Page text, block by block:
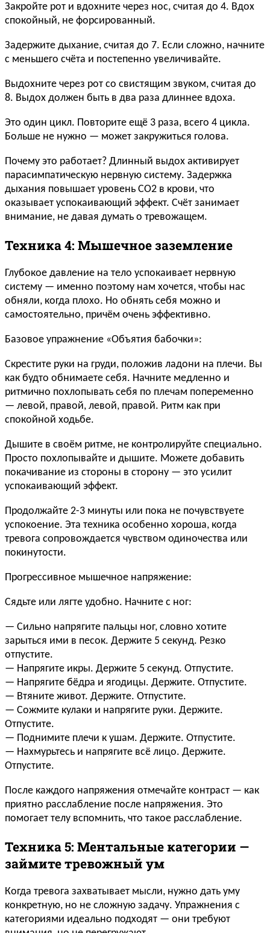
Закройте рот и вдохните через нос, считая до 4. Вдох
спокойный, не форсированный.
Задержите дыхание, считая до 7. Если сложно, начните
с меньшего счёта и постепенно увеличивайте.
Выдохните через рот со свистящим звуком, считая до
8. Выдох должен быть в два раза длиннее вдоха.
Это один цикл. Повторите ещё 3 раза, всего 4 цикла.
Больше не нужно — может закружиться голова.
Почему это работает? Длинный выдох активирует
парасимпатическую нервную систему. Задержка
дыхания повышает уровень CO2 в крови, что
оказывает успокаивающий эффект. Счёт занимает
внимание, не давая думать о тревожащем.
Техника 4: Мышечное заземление
Глубокое давление на тело успокаивает нервную
систему — именно поэтому нам хочется, чтобы нас
обняли, когда плохо. Но обнять себя можно и
самостоятельно, причём очень эффективно.
Базовое упражнение «Объятия бабочки»:
Скрестите руки на груди, положив ладони на плечи. Вы
как будто обнимаете себя. Начните медленно и
ритмично похлопывать себя по плечам попеременно
— левой, правой, левой, правой. Ритм как при
спокойной ходьбе.
Дышите в своём ритме, не контролируйте специально.
Просто похлопывайте и дышите. Можете добавить
покачивание из стороны в сторону — это усилит
успокаивающий эффект.
Продолжайте 2-3 минуты или пока не почувствуете
успокоение. Эта техника особенно хороша, когда
тревога сопровождается чувством одиночества или
покинутости.
Прогрессивное мышечное напряжение:
Сядьте или лягте удобно. Начните с ног:
— Сильно напрягите пальцы ног, словно хотите
зарыться ими в песок. Держите 5 секунд. Резко
отпустите.
— Напрягите икры. Держите 5 секунд. Отпустите.
— Напрягите бёдра и ягодицы. Держите. Отпустите.
— Втяните живот. Держите. Отпустите.
— Сожмите кулаки и напрягите руки. Держите.
Отпустите.
— Поднимите плечи к ушам. Держите. Отпустите.
— Нахмурьтесь и напрягите всё лицо. Держите.
Отпустите.
После каждого напряжения отмечайте контраст — как
приятно расслабление после напряжения. Это
помогает телу вспомнить, что такое расслабление.
Техника 5: Ментальные категории —
займите тревожный ум
Когда тревога захватывает мысли, нужно дать уму
конкретную, но не сложную задачу. Упражнения с
категориями идеально подходят — они требуют